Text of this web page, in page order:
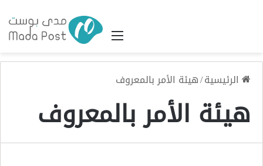
القائمة
الرئيسية/هيئة الأمر بالمعروف
هيئة الأمر بالمعروف